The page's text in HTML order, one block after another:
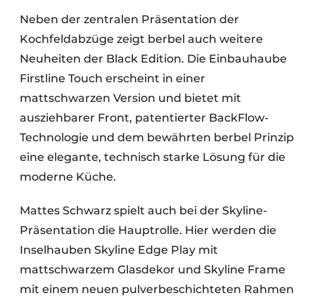
Neben der zentralen Präsentation der
Kochfeldabzüge zeigt berbel auch weitere
Neuheiten der Black Edition. Die Einbauhaube
Firstline Touch erscheint in einer
mattschwarzen Version und bietet mit
ausziehbarer Front, patentierter BackFlow-
Technologie und dem bewährten berbel Prinzip
eine elegante, technisch starke Lösung für die
moderne Küche.
Mattes Schwarz spielt auch bei der Skyline-
Präsentation die Hauptrolle. Hier werden die
Inselhauben Skyline Edge Play mit
mattschwarzem Glasdekor und Skyline Frame
mit einem neuen pulverbeschichteten Rahmen